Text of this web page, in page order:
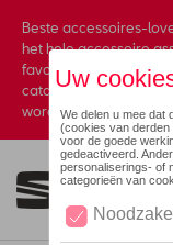
Beste accessoires-
het hele accessoire
favoriete merk
catalogus. Deze
worden via uw dealer.